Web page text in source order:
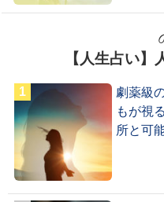
【人生占い】
劇薬級
もが視
所と可